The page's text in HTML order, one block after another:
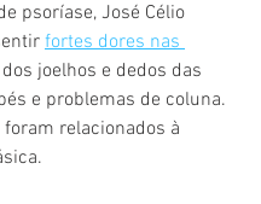
psoríase, José Célio
fortes dores nas
dos joelhos e dedos das
e problemas de coluna.
relacionados à